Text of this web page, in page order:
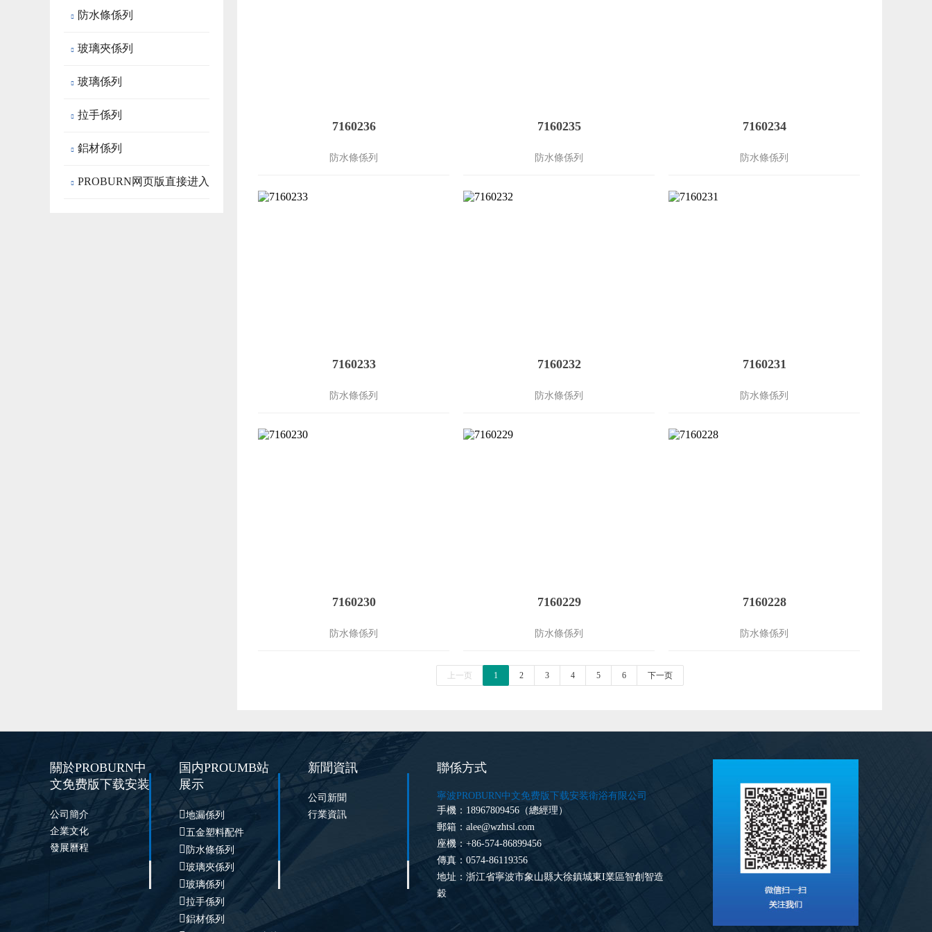
 防水條係列
 玻璃夾係列
 玻璃係列
 拉手係列
 鋁材係列
 PROBURN网页版直接进入
7160236
防水條係列
7160235
防水條係列
7160234
防水條係列
7160233
防水條係列
7160232
防水條係列
7160231
防水條係列
7160230
防水條係列
7160229
防水條係列
7160228
防水條係列
上一页 1 2 3 4 5 6 下一页
關於PROBURN中
文免费版下载安装
公司簡介
企業文化
發展曆程
国内PROUMB站
展示
地漏係列
五金塑料配件
 防水條係列
玻璃夾係列
玻璃係列
拉手係列
鋁材係列
新聞資訊
公司新聞
行業資訊
聯係方式
寧波PROBURN中文免费版下载安装衛浴有限公司
手機：18967809456（總經理）
郵箱： alee@wzhtsl.com
座機：+86-574-86899456
傳真：0574-86119356
地址：浙江省寧波市象山縣大徐鎮城東I業區智創智造
穀